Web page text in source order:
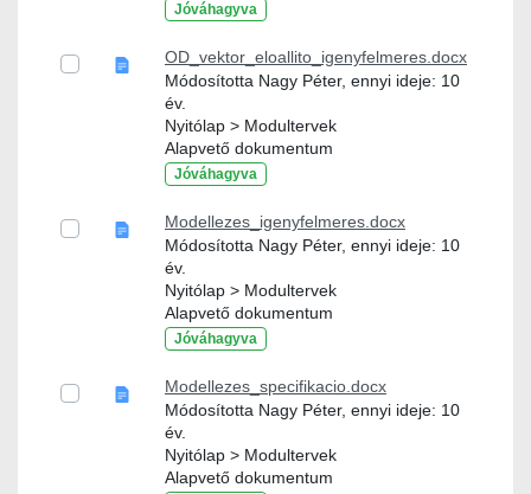
Jóváhagyva
OD_vektor_eloallito_igenyfelmeres.docx
Módosította Nagy Péter, ennyi ideje: 10
év.
Nyitólap > Modultervek
Alapvető dokumentum
Jóváhagyva
Modellezes_igenyfelmeres.docx
Módosította Nagy Péter, ennyi ideje: 10
év.
Nyitólap > Modultervek
Alapvető dokumentum
Jóváhagyva
Modellezes_specifikacio.docx
Módosította Nagy Péter, ennyi ideje: 10
év.
Nyitólap > Modultervek
Alapvető dokumentum